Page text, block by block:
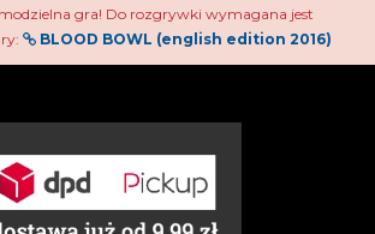
gra! Do rozgrywki wymagana jest
BLOOD BOWL (english edition 2016)